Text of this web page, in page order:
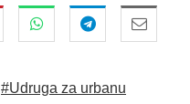
#Udruga za urbanu